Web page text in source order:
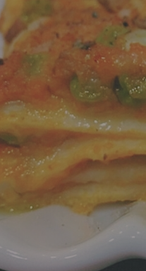
Bevande e succhi di
frutta
Té e tisane biologiche
Succhi bio e bevande
vegetali